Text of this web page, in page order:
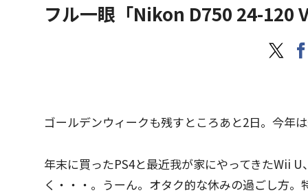
フル一眼「Nikon D750 24-120
ゴールデンウィークも残すところあと2日。今年
年末に買ったPS4と最近我が家にやってきたWii
く・・・。うーん。オタク的な休みの過ごし方